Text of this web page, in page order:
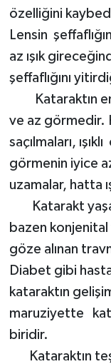
özelliğini
Lensin
az ışık
şeffaflığını
Kataraktın en
ve az görmedir.
saçılmaları,
görmenin iyice
uzamalar, hatta
Katarakt yaşa
bazen
göze alınan
Diabet gibi
kataraktın
maruziyette
biridir.
Kataraktın